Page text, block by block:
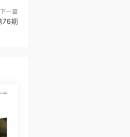
下一篇
76期